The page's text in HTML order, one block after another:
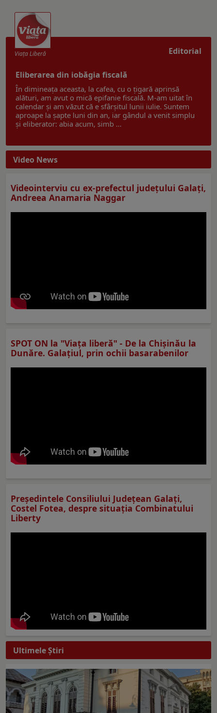
Editorial
Viaţa Liberă
Eliberarea din iobăgia fiscală
În dimineața aceasta, la cafea, cu o țigară aprinsă
alături, am avut o mică epifanie fiscală. M-am uitat în
calendar și am văzut că e sfârșitul lunii iulie. Suntem
aproape la șapte luni din an, iar gândul a venit simplu
și eliberator: abia acum, simb ...
Video News
Videointerviu cu ex-prefectul judeţului Galaţi,
Andreea Anamaria Naggar
SPOT ON la "Viaţa liberă" - De la Chișinău la
Dunăre. Galațiul, prin ochii basarabenilor
Preşedintele Consiliului Judeţean Galaţi,
Costel Fotea, despre situaţia Combinatului
Liberty
Ultimele Ştiri